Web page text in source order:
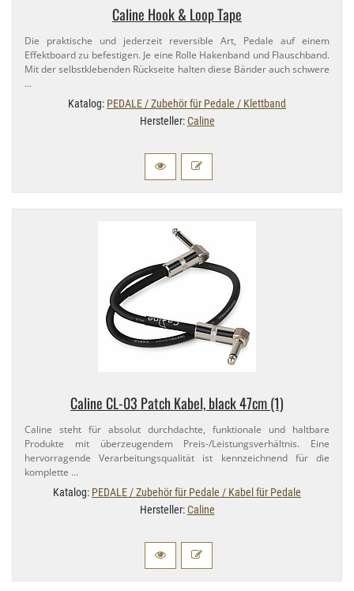
Caline Hook & Loop Tape
Die praktische und jederzeit reversible Art, Pedale auf einem
Effektboard zu befestigen. Je eine Rolle Hakenband und Flauschband.
Mit der selbstklebenden Rückseite halten diese Bänder auch schwere
…
Katalog: PEDALE / Zubehör für Pedale / Klettband
Hersteller:Caline
Caline CL-​03 Patch Kabel, black 47cm (1)
Caline steht für absolut durchdachte, funktionale und haltbare
Produkte mit überzeugendem Preis-​/Leistungsverhältnis. Eine
hervorragende Verarbeitungsqualität ist kennzeichnend für die
komplette …
Katalog: PEDALE / Zubehör für Pedale / Kabel für Pedale
Hersteller:Caline